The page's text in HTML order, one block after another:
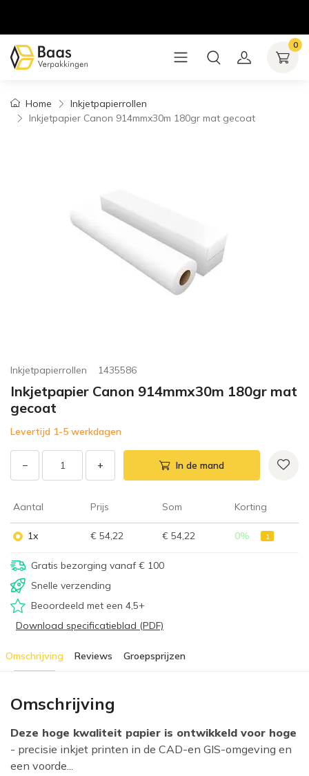
0
Home
Inkjetpapierrollen
Inkjetpapier Canon 914mmx30m 180gr mat gecoat
Inkjetpapierrollen 1435586
Inkjetpapier Canon 914mmx30m 180gr mat
gecoat
Levertijd 1-5 werkdagen
− + In de mand
Aantal Prijs Som Korting
1x € 54,22 € 54,22 0% 1
Gratis bezorging vanaf € 100
Snelle verzending
Beoordeeld met een 4,5+
Download specificatieblad (PDF)
Omschrijving Reviews Groepsprijzen
Omschrijving
Deze hoge kwaliteit papier is ontwikkeld voor hoge
- precisie inkjet printen in de CAD-en GIS-omgeving en
een voorde...